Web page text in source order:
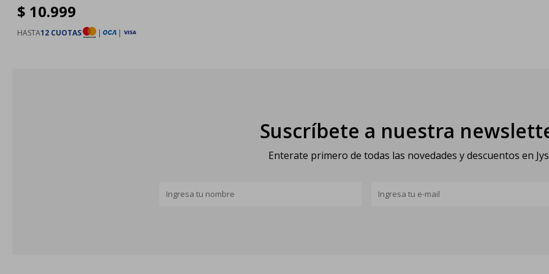
$ 10.999
HASTA12 CUOTAS | |
Suscríbete a nuestra
Enterate primero de todas las novedades y descuentos en